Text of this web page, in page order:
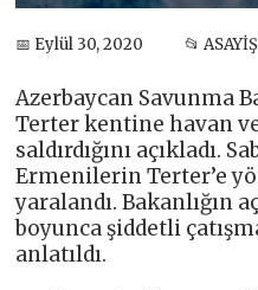
📅 Eylül 30, 2020 📂 ASAYİŞ
Azerbaycan Savunma
Terter kentine havan
saldırdığını açıkladı.
Ermenilerin Terter’e
yaralandı. Bakanlığın
boyunca şiddetli
anlatıldı.